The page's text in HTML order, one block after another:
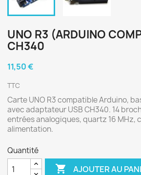
UNO R3 (ARDUINO
CH340
11,50 €
TTC
Carte UNO R3 compatible Arduino,
avec adaptateur USB CH340. 14
entrées analogiques, quartz 16 MHz,
alimentation.
Quantité
 AJOUTER AU